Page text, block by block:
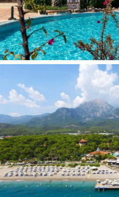
Uždaras baseinas
Vandens kalneliai
Prie baseino: skėčiai, gultai -
Belaidis internetas
Gydytojo kabinetas (už
Kirpykla (už papildomą
Drabužių valymo paslaugos
Pramogos ir sportas:
Nemokamai:
Sauna
Turkiška pirtis
Stalo tenisas
Smiginis
Pramoginiai renginiai
Mini futbolas
Vandens aerobika
Paplūdimio tinklinis